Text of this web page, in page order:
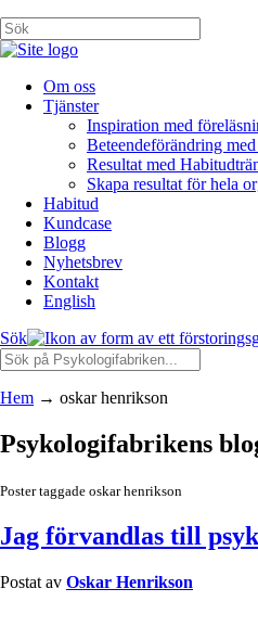
Om oss
Tjänster
Inspiration med
Beteendeförändring
Resultat med
Skapa resultat för hela
Habitud
Kundcase
Blogg
Nyhetsbrev
Kontakt
English
Sök
Hem → oskar henrikson
Psykologifabrikens
Poster taggade oskar henrikson
Jag förvandlas till
Postat av Oskar Henrikson